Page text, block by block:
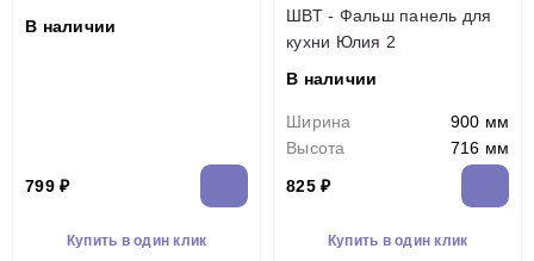
В наличии
799 ₽
Купить в один клик
ШВТ - Фальш панель для
кухни Юлия 2
В наличии
Ширина
900 мм
Высота
716 мм
825 ₽
Купить в один клик